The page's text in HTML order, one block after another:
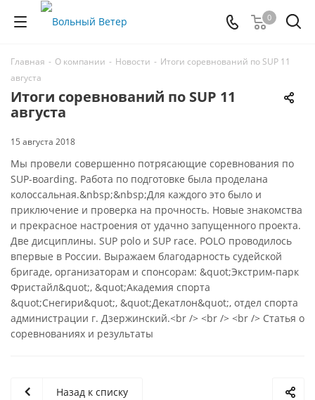
0
Главная - О компании - Новости - Итоги соревнований по SUP 11
августа
Итоги соревнований по SUP 11
августа
15 августа 2018
Мы провели совершенно потрясающие соревнования по
SUP-вoarding. Работа по подготовке была проделана
колоссальная.&nbsp;&nbsp;Для каждого это было и
приключение и проверка на прочность. Новые знакомства
и прекрасное настроения от удачно запущенного проекта.
Две дисциплины. SUP polo и SUP race. POLO проводилось
впервые в России. Выражаем благодарность судейской
бригаде, организаторам и спонсорам: &quot;Экстрим-парк
Фристайл&quot;, &quot;Академия спорта
&quot;Снегири&quot;, &quot;Декатлон&quot;, отдел спорта
администрации г. Дзержинский.<br /> <br /> <br /> Статья о
соревнованиях и результаты
Назад к списку